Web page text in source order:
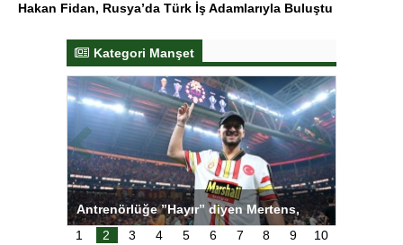
Hakan Fidan, Rusya’da Türk İş Adamlarıyla Buluştu
Kategori Manşet
Antrenörlüğe ”Hayır” diyen Mertens,
Galatasaray’dan bakın ne istedi
1
2 3 4 5 6 7 8 9 10